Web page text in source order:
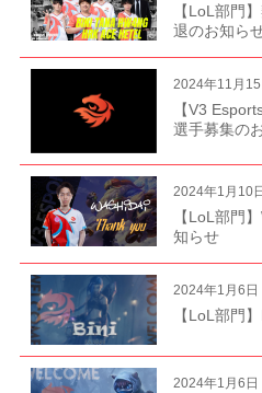
【LoL部門
退のお知ら
2024年11月15
【V3
選手募集の
2024年1月10
【LoL部門
知らせ
2024年1月6日
【LoL部門
2024年1月6日